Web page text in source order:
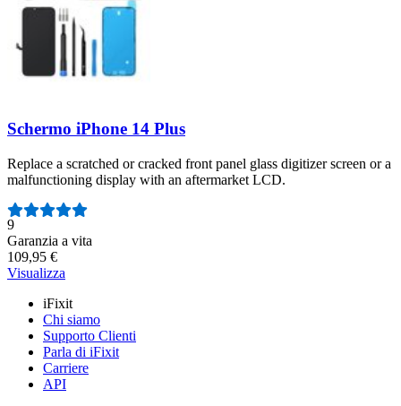
Schermo iPhone 14 Plus
Replace a scratched or cracked front panel glass digitizer screen or a
malfunctioning display with an aftermarket LCD.
Numero di recensioni:
9
Garanzia a vita
109,95 €
Visualizza
iFixit
Chi siamo
Supporto Clienti
Parla di iFixit
Carriere
API